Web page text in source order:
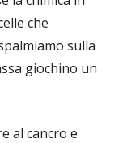
che
sulla
giochino un
al cancro e